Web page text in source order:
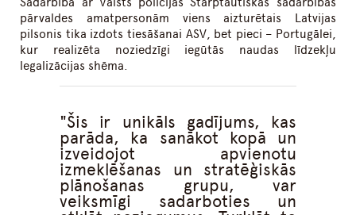
pārvaldes amatpersonām viens aizturētais Latvijas
pilsonis tika izdots tiesāšanai ASV, bet pieci – Portugālei,
kur realizēta noziedzīgi iegūtās naudas līdzekļu
legalizācijas shēma.
Šis ir unikāls gadījums, kas
parāda, ka sanākot kopā un
izveidojot apvienotu
izmeklēšanas un stratēģiskās
plānošanas grupu, var
veiksmīgi sadarboties un